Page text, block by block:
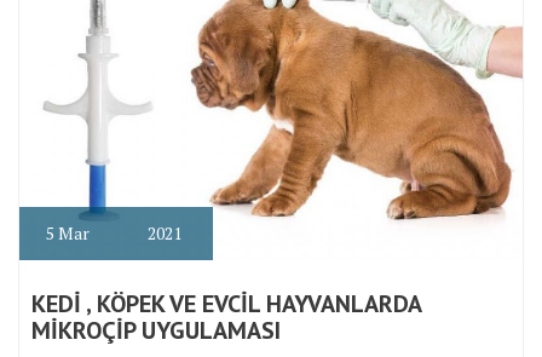
5 Mar 2021
KEDİ , KÖPEK VE EVCİL HAYVANLARDA
MİKROÇİP UYGULAMASI